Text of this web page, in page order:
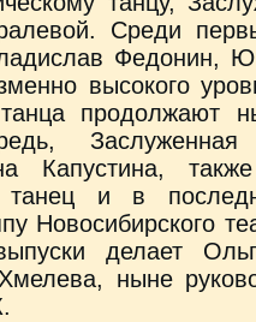
Среди
Федонин,
высокого
танца продолжают
Капустина,
танец и в
Новосибирского
делает
ныне